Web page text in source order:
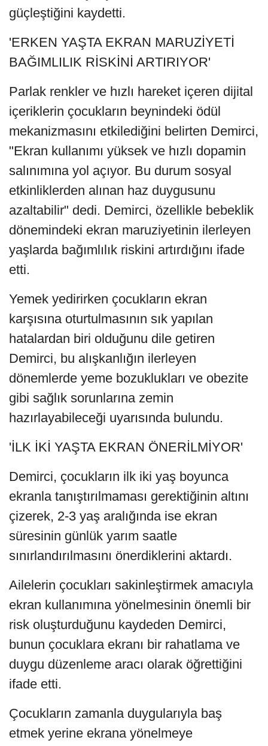
güçleştiğini kaydetti.
'ERKEN YAŞTA EKRAN MARUZİYETİ
BAĞIMLILIK RİSKİNİ ARTIRIYOR'
Parlak renkler ve hızlı hareket içeren dijital
içeriklerin çocukların beynindeki ödül
mekanizmasını etkilediğini belirten Demirci,
"Ekran kullanımı yüksek ve hızlı dopamin
salınımına yol açıyor. Bu durum sosyal
etkinliklerden alınan haz duygusunu
azaltabilir" dedi. Demirci, özellikle bebeklik
dönemindeki ekran maruziyetinin ilerleyen
yaşlarda bağımlılık riskini artırdığını ifade
etti.
Yemek yedirirken çocukların ekran
karşısına oturtulmasının sık yapılan
hatalardan biri olduğunu dile getiren
Demirci, bu alışkanlığın ilerleyen
dönemlerde yeme bozuklukları ve obezite
gibi sağlık sorunlarına zemin
hazırlayabileceği uyarısında bulundu.
'İLK İKİ YAŞTA EKRAN ÖNERİLMİYOR'
Demirci, çocukların ilk iki yaş boyunca
ekranla tanıştırılmaması gerektiğinin altını
çizerek, 2-3 yaş aralığında ise ekran
süresinin günlük yarım saatle
sınırlandırılmasını önerdiklerini aktardı.
Ailelerin çocukları sakinleştirmek amacıyla
ekran kullanımına yönelmesinin önemli bir
risk oluşturduğunu kaydeden Demirci,
bunun çocuklara ekranı bir rahatlama ve
duygu düzenleme aracı olarak öğrettiğini
ifade etti.
Çocukların zamanla duygularıyla baş
etmek yerine ekrana yönelmeye